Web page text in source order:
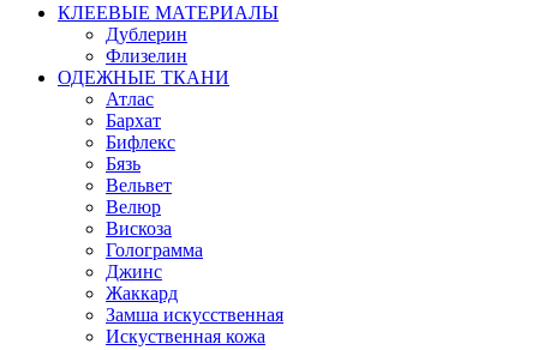
КЛЕЕВЫЕ МАТЕРИАЛЫ
Дублерин
Флизелин
ОДЕЖНЫЕ ТКАНИ
Атлас
Бархат
Бифлекс
Бязь
Вельвет
Велюр
Вискоза
Голограмма
Джинс
Жаккард
Замша искусственная
Искуственная кожа